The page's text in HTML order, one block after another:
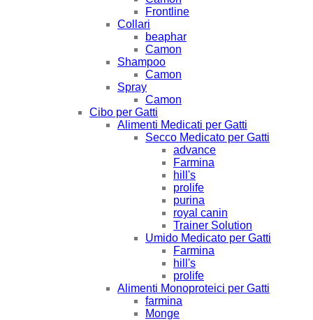
Frontline
Collari
beaphar
Camon
Shampoo
Camon
Spray
Camon
Cibo per Gatti
Alimenti Medicati per Gatti
Secco Medicato per Gatti
advance
Farmina
hill's
prolife
purina
royal canin
Trainer Solution
Umido Medicato per Gatti
Farmina
hill's
prolife
Alimenti Monoproteici per Gatti
farmina
Monge